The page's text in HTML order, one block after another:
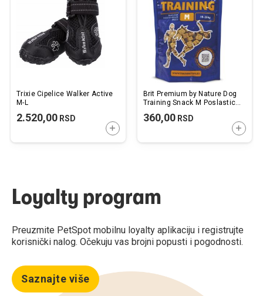
Trixie Cipelice Walker Active
M-L
2.520,00 RSD
DODAJTE U KORPU
Brit Premium by Nature Dog
Training Snack M Poslastica
360,00RSD
Loyalty program
Preuzmite PetSpot mobilnu loyalty aplikaciju i registrujte
korisnički nalog. Očekuju vas brojni popusti i pogodnosti.
Saznajte više